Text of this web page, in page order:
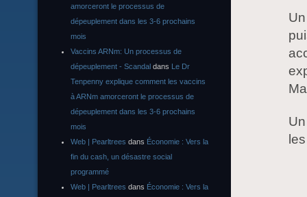
amorceront le processus de
dépeuplement dans les 3-6 prochains
mois
Vaccins ARNm: Un processus de
dépeuplement - Scandal dans Le Dr
Tenpenny explique comment les vaccins
à ARNm amorceront le processus de
dépeuplement dans les 3-6 prochains
mois
Web | Pearltrees dans Économie : Vers la
fin du cash, un désastre social
programmé
Web | Pearltrees dans Économie : Vers la